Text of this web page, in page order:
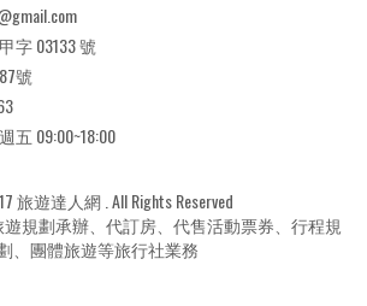
字 03133 號
號
五 09:00~18:00
旅遊達人網 . All Rights Reserved
規劃承辦、代訂房、代售活動票券、行程規
、團體旅遊等旅行社業務